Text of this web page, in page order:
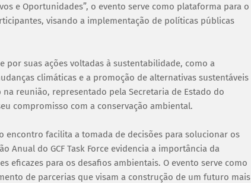
e Oportunidades”, o evento serve como plataforma para o
visando a implementação de políticas públicas
por suas ações voltadas à sustentabilidade, como a
climáticas e a promoção de alternativas sustentáveis
reunião, representado pela Secretaria de Estado do
compromisso com a conservação ambiental.
encontro facilita a tomada de decisões para solucionar os
Anual do GCF Task Force evidencia a importância da
eficazes para os desafios ambientais. O evento serve como
de parcerias que visam a construção de um futuro mais